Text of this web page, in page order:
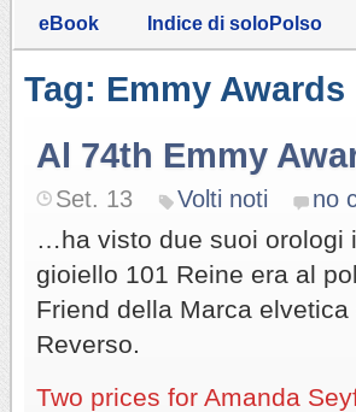
eBook Indice di soloPolso
Tag: Emmy Awards
Al 74th Emmy
Set. 13 Volti noti no
…ha visto due suoi
gioiello 101 Reine era al
Friend della Marca
Reverso.
Two prices for Amanda